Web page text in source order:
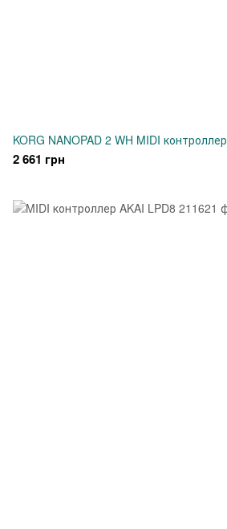
KORG NANOPAD 2 WH MIDI контроллер
2 661 грн